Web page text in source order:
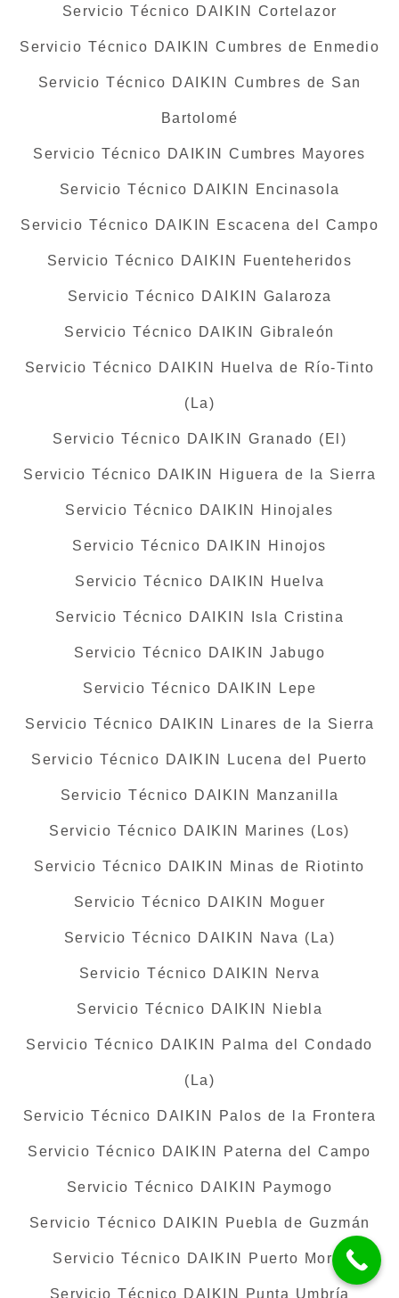
Servicio Técnico DAIKIN Cortelazor
Servicio Técnico DAIKIN Cumbres de Enmedio
Servicio Técnico DAIKIN Cumbres de San
Bartolomé
Servicio Técnico DAIKIN Cumbres Mayores
Servicio Técnico DAIKIN Encinasola
Servicio Técnico DAIKIN Escacena del Campo
Servicio Técnico DAIKIN Fuenteheridos
Servicio Técnico DAIKIN Galaroza
Servicio Técnico DAIKIN Gibraleón
Servicio Técnico DAIKIN Huelva de Río-Tinto
(La)
Servicio Técnico DAIKIN Granado (El)
Servicio Técnico DAIKIN Higuera de la Sierra
Servicio Técnico DAIKIN Hinojales
Servicio Técnico DAIKIN Hinojos
Servicio Técnico DAIKIN Huelva
Servicio Técnico DAIKIN Isla Cristina
Servicio Técnico DAIKIN Jabugo
Servicio Técnico DAIKIN Lepe
Servicio Técnico DAIKIN Linares de la Sierra
Servicio Técnico DAIKIN Lucena del Puerto
Servicio Técnico DAIKIN Manzanilla
Servicio Técnico DAIKIN Marines (Los)
Servicio Técnico DAIKIN Minas de Riotinto
Servicio Técnico DAIKIN Moguer
Servicio Técnico DAIKIN Nava (La)
Servicio Técnico DAIKIN Nerva
Servicio Técnico DAIKIN Niebla
Servicio Técnico DAIKIN Palma del Condado
(La)
Servicio Técnico DAIKIN Palos de la Frontera
Servicio Técnico DAIKIN Paterna del Campo
Servicio Técnico DAIKIN Paymogo
Servicio Técnico DAIKIN Puebla de Guzmán
Servicio Técnico DAIKIN Puerto Moral
Servicio Técnico DAIKIN Punta Umbría